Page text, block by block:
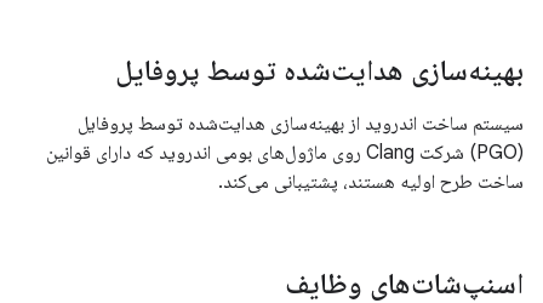
بهینه‌سازی هدایت‌شده توسط پروفایل
سیستم ساخت اندروید از بهینه‌سازی هدایت‌شده توسط پروفایل
(PGO) شرکت Clang روی ماژول‌های بومی اندروید که دارای قوانین
ساخت طرح اولیه هستند، پشتیبانی می‌کند.
اسنپ‌شات‌های وظایف